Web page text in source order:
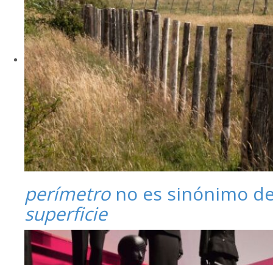
perímetrono es sinónimo
superficie